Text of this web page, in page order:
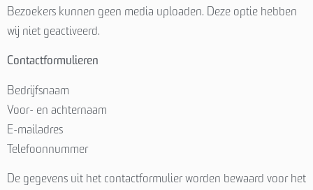
Bezoekers kunnen geen media uploaden. Deze optie hebben
wij niet geactiveerd.
Contactformulieren
Bedrijfsnaam
Voor- en achternaam
E-mailadres
Telefoonnummer
De gegevens uit het contactformulier worden bewaard voor het